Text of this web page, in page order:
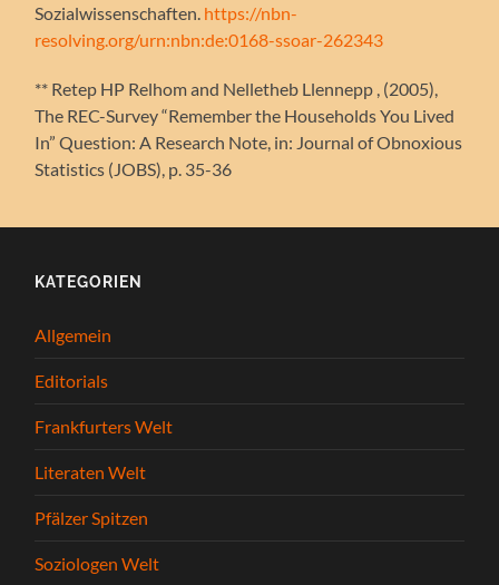
Sozialwissenschaften. https://nbn-
resolving.org/urn:nbn:de:0168-ssoar-262343
** Retep HP Relhom and Nelletheb Llennepp , (2005),
The REC-Survey “Remember the Households You Lived
In” Question: A Research Note, in: Journal of Obnoxious
Statistics (JOBS), p. 35-36
KATEGORIEN
Allgemein
Editorials
Frankfurters Welt
Literaten Welt
Pfälzer Spitzen
Soziologen Welt